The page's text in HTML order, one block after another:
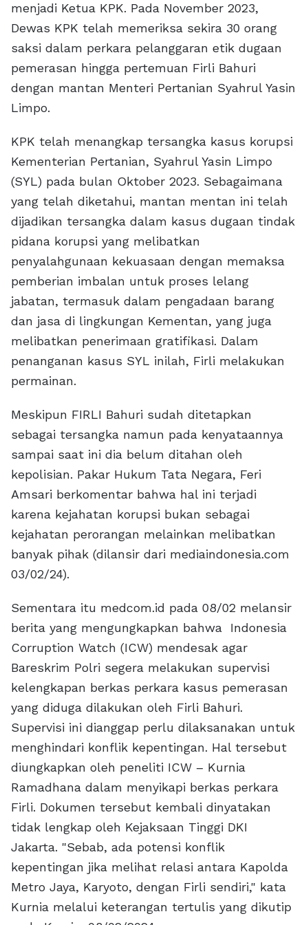
menjadi Ketua KPK. Pada November 2023,
Dewas KPK telah memeriksa sekira 30 orang
saksi dalam perkara pelanggaran etik dugaan
pemerasan hingga pertemuan Firli Bahuri
dengan mantan Menteri Pertanian Syahrul Yasin
Limpo.
KPK telah menangkap tersangka kasus korupsi
Kementerian Pertanian, Syahrul Yasin Limpo
(SYL) pada bulan Oktober 2023. Sebagaimana
yang telah diketahui, mantan mentan ini telah
dijadikan tersangka dalam kasus dugaan tindak
pidana korupsi yang melibatkan
penyalahgunaan kekuasaan dengan memaksa
pemberian imbalan untuk proses lelang
jabatan, termasuk dalam pengadaan barang
dan jasa di lingkungan Kementan, yang juga
melibatkan penerimaan gratifikasi. Dalam
penanganan kasus SYL inilah, Firli melakukan
permainan.
Meskipun FIRLI Bahuri sudah ditetapkan
sebagai tersangka namun pada kenyataannya
sampai saat ini dia belum ditahan oleh
kepolisian. Pakar Hukum Tata Negara, Feri
Amsari berkomentar bahwa hal ini terjadi
karena kejahatan korupsi bukan sebagai
kejahatan perorangan melainkan melibatkan
banyak pihak (dilansir dari mediaindonesia.com
03/02/24).
Sementara itu medcom.id pada 08/02 melansir
berita yang mengungkapkan bahwa Indonesia
Corruption Watch (ICW) mendesak agar
Bareskrim Polri segera melakukan supervisi
kelengkapan berkas perkara kasus pemerasan
yang diduga dilakukan oleh Firli Bahuri.
Supervisi ini dianggap perlu dilaksanakan untuk
menghindari konflik kepentingan. Hal tersebut
diungkapkan oleh peneliti ICW – Kurnia
Ramadhana dalam menyikapi berkas perkara
Firli. Dokumen tersebut kembali dinyatakan
tidak lengkap oleh Kejaksaan Tinggi DKI
Jakarta. "Sebab, ada potensi konflik
kepentingan jika melihat relasi antara Kapolda
Metro Jaya, Karyoto, dengan Firli sendiri," kata
Kurnia melalui keterangan tertulis yang dikutip